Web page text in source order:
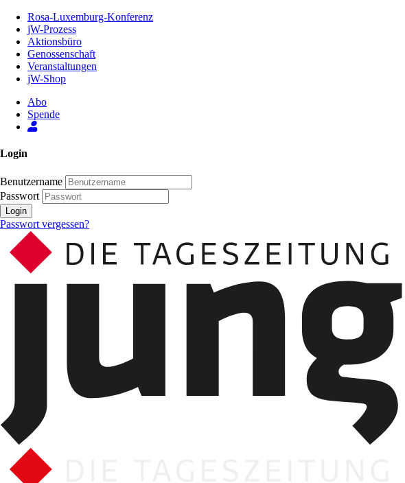
Inhalt
Seite
Rosa-Luxemburg-Konferenz
jW-Prozess
Aktionsbüro
Genossenschaft
Veranstaltungen
jW-Shop
Abo
Spende
Login
Benutzername
Passwort
Login
Passwort vergessen?